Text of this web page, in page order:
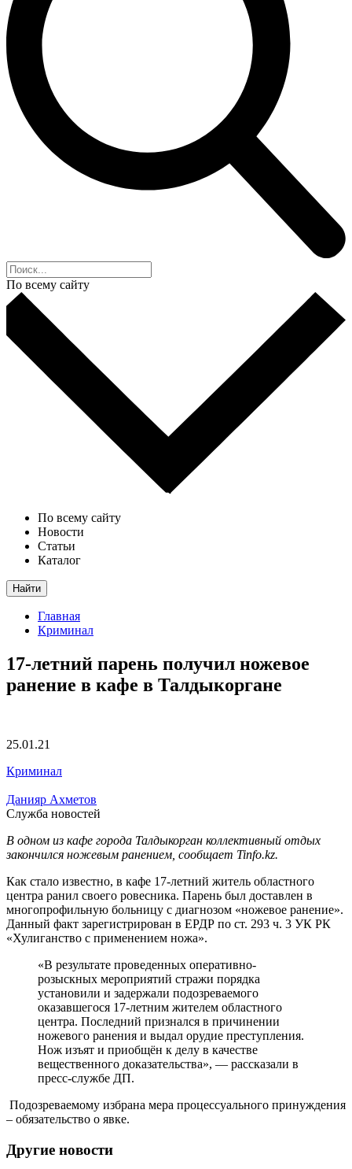
По всему сайту
По всему сайту
Новости
Статьи
Каталог
Найти
Главная
Криминал
17-летний парень получил ножевое
ранение в кафе в Талдыкоргане
25.01.21
Криминал
Данияр Ахметов
Служба новостей
В одном из кафе города Талдыкорган коллективный отдых
закончился ножевым ранением, сообщает Tinfo.kz.
Как стало известно, в кафе 17-летний житель областного
центра ранил своего ровесника. Парень был доставлен в
многопрофильную больницу с диагнозом «ножевое ранение».
Данный факт зарегистрирован в ЕРДР по ст. 293 ч. 3 УК РК
«Хулиганство с применением ножа».
«В результате проведенных оперативно-
розыскных мероприятий стражи порядка
установили и задержали подозреваемого
оказавшегося 17-летним жителем областного
центра. Последний признался в причинении
ножевого ранения и выдал орудие преступления.
Нож изъят и приобщён к делу в качестве
вещественного доказательства», — рассказали в
пресс-службе ДП.
Подозреваемому избрана мера процессуального принуждения
– обязательство о явке.
Другие новости